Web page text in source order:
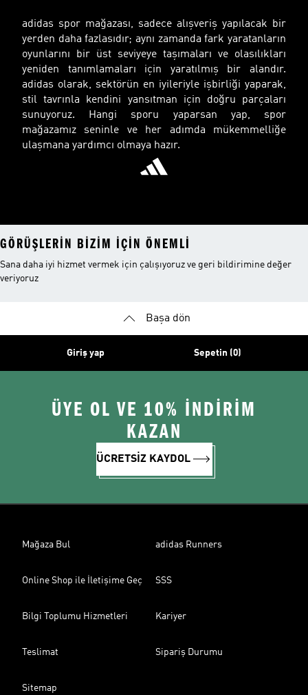
adidas spor mağazası, sadece alışveriş yapılacak bir
yerden daha fazlasıdır; aynı zamanda fark yaratanların
oyunlarını bir üst seviyeye taşımaları ve olasılıkları
yeniden tanımlamaları için yaratılmış bir alandır.
adidas olarak, sektörün en iyileriyle işbirliği yaparak,
stil tavrınla kendini yansıtman için doğru parçaları
sunuyoruz. Hangi sporu yaparsan yap, spor
mağazamız seninle ve her adımda mükemmelliğe
ulaşmana yardımcı olmaya hazır.
GÖRÜŞLERIN BIZIM IÇIN ÖNEMLI
Sana daha iyi hizmet vermek için çalışıyoruz ve geri bildirimine değer
veriyoruz
Başa dön
Giriş yap Sepetin (0)
ÜYE OL VE 10% İNDİRİM
KAZAN
ÜCRETSİZ KAYDOL
Mağaza Bul adidas Runners
Online Shop ile İletişime Geç SSS
Bilgi Toplumu Hizmetleri Kariyer
Teslimat Sipariş Durumu
Sitemap